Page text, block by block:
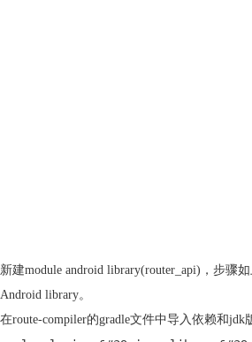
新建module android library(router_api)，步骤
Android library。
在route-compiler的gradle文件中导入依赖和jdk